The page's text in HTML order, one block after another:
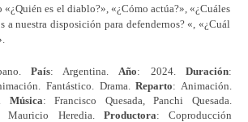
«¿Quién es el diablo?», «¿Cómo actúa?», «¿Cuáles
a nuestra disposición para defendernos? «, «¿Cuál
País: Argentina. Año: 2024.Duración:
Fantástico. Drama.Reparto: Animación.
Música: Francisco Quesada, Panchi Quesada.
Mauricio Heredia. Productora: Coproducción